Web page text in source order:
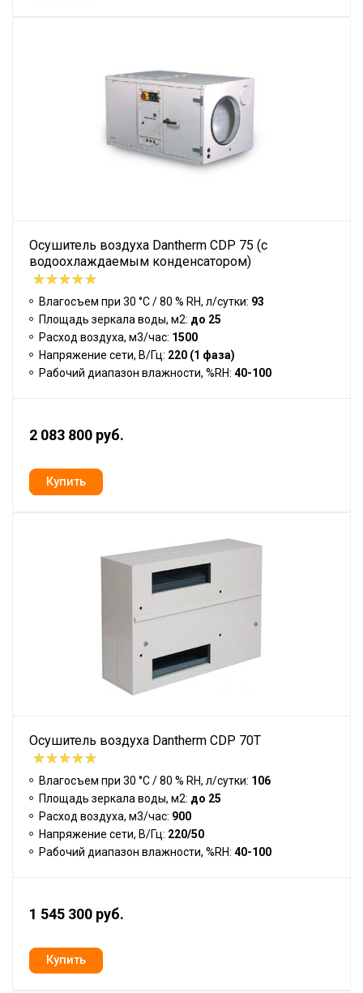
Осушитель воздуха Dantherm CDP 75 (с
водоохлаждаемым конденсатором)
Влагосъем при 30 °С / 80 % RH, л/сутки: 93
Площадь зеркала воды, м2: до 25
Расход воздуха, м3/час: 1500
Напряжение сети, В/Гц: 220 (1 фаза)
Рабочий диапазон влажности, %RH: 40-100
2 083 800 руб.
Осушитель воздуха Dantherm CDP 70T
Влагосъем при 30 °С / 80 % RH, л/сутки: 106
Площадь зеркала воды, м2: до 25
Расход воздуха, м3/час: 900
Напряжение сети, В/Гц: 220/50
Рабочий диапазон влажности, %RH: 40-100
1 545 300 руб.